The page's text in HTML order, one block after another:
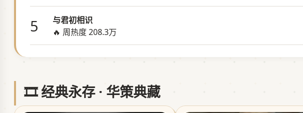
5
与君初相识
🔥 周热度 208.3万
🎞️ 经典永存 · 华策典藏